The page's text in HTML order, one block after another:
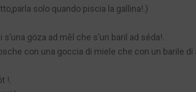
solo quando piscia la gallina!.)
göza ad mēl che s’un baril ad séda!.
con una goccia di miele che con un barile di
!.